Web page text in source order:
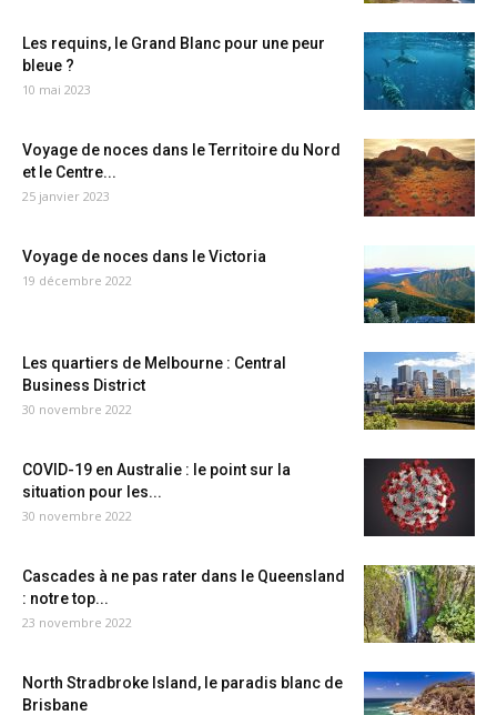
Les requins, le Grand Blanc pour une peur
bleue ?
10 mai 2023
Voyage de noces dans le Territoire du Nord
et le Centre...
25 janvier 2023
Voyage de noces dans le Victoria
19 décembre 2022
Les quartiers de Melbourne : Central
Business District
30 novembre 2022
COVID-19 en Australie : le point sur la
situation pour les...
30 novembre 2022
Cascades à ne pas rater dans le Queensland
: notre top...
23 novembre 2022
North Stradbroke Island, le paradis blanc de
Brisbane